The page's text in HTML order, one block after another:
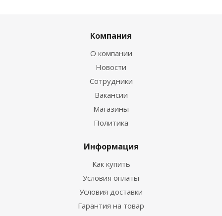
Компания
О компании
Новости
Сотрудники
Вакансии
Магазины
Политика
Информация
Как купить
Условия оплаты
Условия доставки
Гарантия на товар